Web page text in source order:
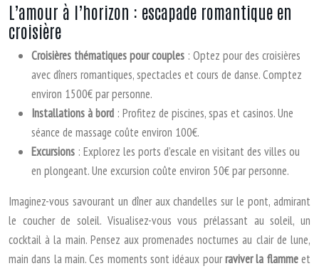
L’amour à l’horizon : escapade romantique en
croisière
Croisières thématiques pour couples : Optez pour des croisières
avec dîners romantiques, spectacles et cours de danse. Comptez
environ 1500€ par personne.
Installations à bord : Profitez de piscines, spas et casinos. Une
séance de massage coûte environ 100€.
Excursions : Explorez les ports d’escale en visitant des villes ou
en plongeant. Une excursion coûte environ 50€ par personne.
Imaginez-vous savourant un dîner aux chandelles sur le pont, admirant
le coucher de soleil. Visualisez-vous vous prélassant au soleil, un
cocktail à la main. Pensez aux promenades nocturnes au clair de lune,
main dans la main. Ces moments sont idéaux pourraviver la flammeet